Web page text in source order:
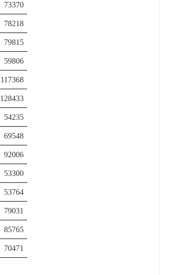
73370
78218
79815
59806
117368
128433
54235
69548
92006
53300
53764
79031
85765
70471